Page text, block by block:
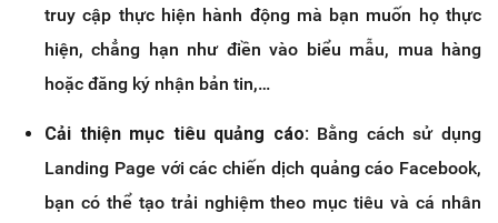
truy cập thực hiện hành động mà bạn muốn họ thực
hiện, chẳng hạn như điền vào biểu mẫu, mua hàng
hoặc đăng ký nhận bản tin,…
Cải thiện mục tiêu quảng cáo:Bằng cách sử dụng
Landing Page với các chiến dịch quảng cáo Facebook,
bạn có thể tạo trải nghiệm theo mục tiêu và cá nhân